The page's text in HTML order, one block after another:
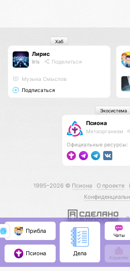
Лирис
liris Поделиться
Музыка Смыслов
Подписаться
Хаб
Псиона
Метаорганизм
Официальные ресурсы:
Экосистема
1995–2026 © Псиона О проекте
Прибла
Псиона Дела
Чаты
Кошелёк